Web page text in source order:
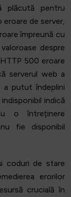
plăcută pentru
de server,
împreună cu
despre
500 eroare
serverul web a
putut îndeplini
indică
o întreținere
fie disponibil
coduri de stare
erorilor
crucială în